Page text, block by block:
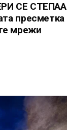
СЕ СТЕПАА
пресметка
мрежи